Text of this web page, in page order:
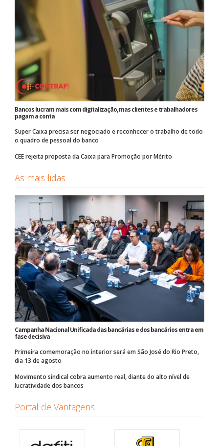
Bancos lucram mais com digitalização, mas clientes e trabalhadores
pagam a conta
Super Caixa precisa ser negociado e reconhecer o trabalho de todo
o quadro de pessoal do banco
CEE rejeita proposta da Caixa para Promoção por Mérito
As mais lidas
Campanha Nacional Unificada das bancárias e dos bancários entra em
fase decisiva
Primeira comemoração no interior será em São José do Rio Preto,
dia 13 de agosto
Movimento sindical cobra aumento real, diante do alto nível de
lucratividade dos bancos
Portal de Vantagens